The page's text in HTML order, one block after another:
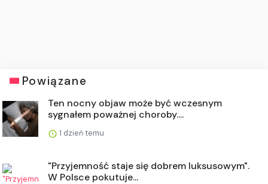
Powiązane
Ten nocny objaw może być wczesnym
sygnałem poważnej choroby....
1 dzień temu
"Przyjemność staje się dobrem luksusowym".
W Polsce pokutuje...